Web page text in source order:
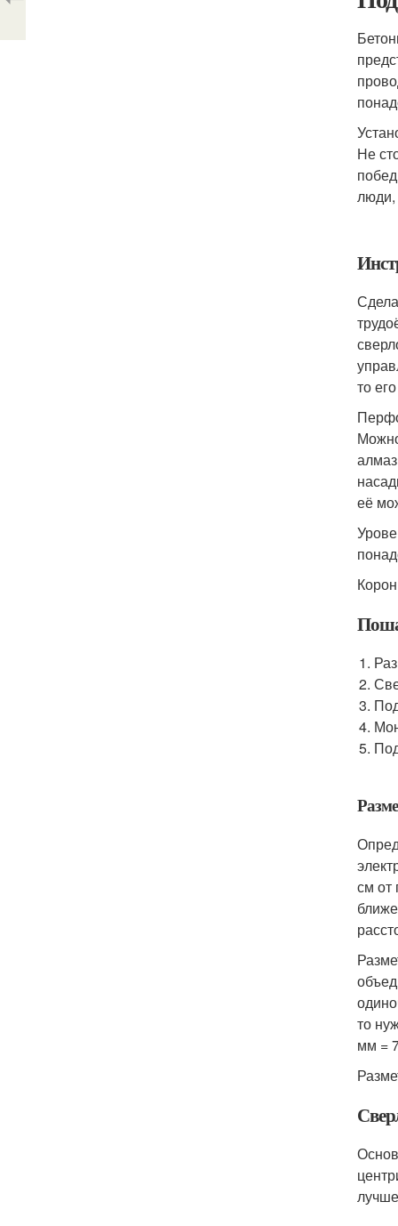
Не
люди,
то
её
см от
то
мм =